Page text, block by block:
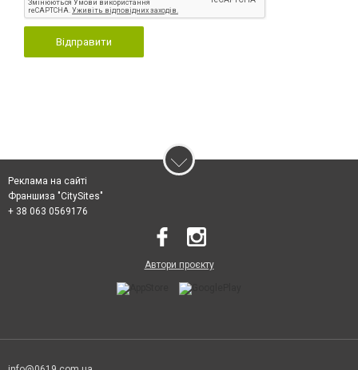
Відправити
Реклама на сайті
Франшиза "CitySites"
+ 38 063 0569176
Автори проєкту